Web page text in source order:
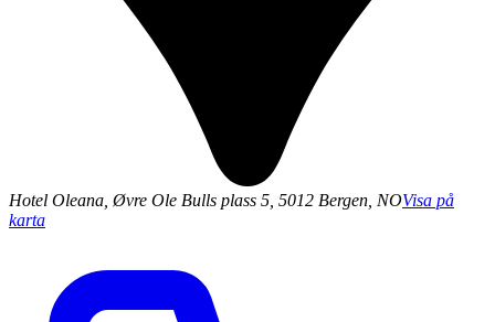
Hotel Oleana, Øvre Ole Bulls plass 5, 5012 Bergen, NOVisa på
karta